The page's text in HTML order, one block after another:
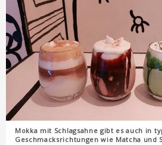
Mokka mit Schlagsahne gibt es auch in
Geschmacksrichtungen wie Matcha und